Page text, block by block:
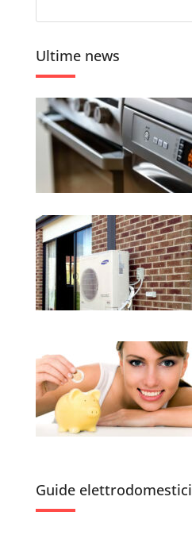
Ultime news
Guide elettrodomestici